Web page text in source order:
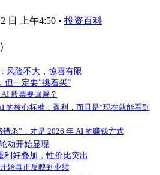
日 上午4:50 • 投资百科
风险不大，惊喜有限
但一定要“挑着买”
股票要回避？
的核心标准：盈利，而且是“现在就能看到
错杀”，才是 2026 年 AI 的赚钱方式
动开始显现
利好叠加，性价比突出
始真正反映到业绩